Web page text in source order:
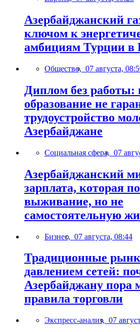
Азербайджанский
ключом к
амбициям Турции в
Общество, 07 августа,
Диплом без работы:
образование не
трудоустройство
Азербайджане
Социальная сфера, 07
Азербайджанский
зарплата, которая
выживание, но не
самостоятельную
Бизнес, 07 августа, 08:44
Традиционные
давлением сетей:
Азербайджану пора
правила торговли
Экспресс-анализ, 07